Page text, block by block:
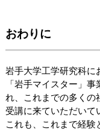
おわりに
岩手大学工学研究科に
「岩手マイスター」
れ、これまでの多くの
受講に来ていただいて
これも、これまで経